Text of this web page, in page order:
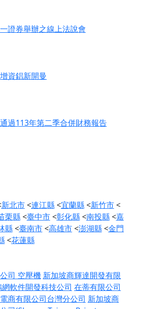
證券舉辦之線上法說會
資錩新開曼
過113年第二季合併財務報告
新北市<連江縣<宜蘭縣<新竹市<
栗縣<臺中市<彰化縣<南投縣<嘉
縣<臺南市<高雄市<澎湖縣<金門
<花蓮縣
司 空壓機 新加坡商輝達開發有限
網軟件開發科技公司 在蒂有限公司
商有限公司台灣分公司 新加坡商